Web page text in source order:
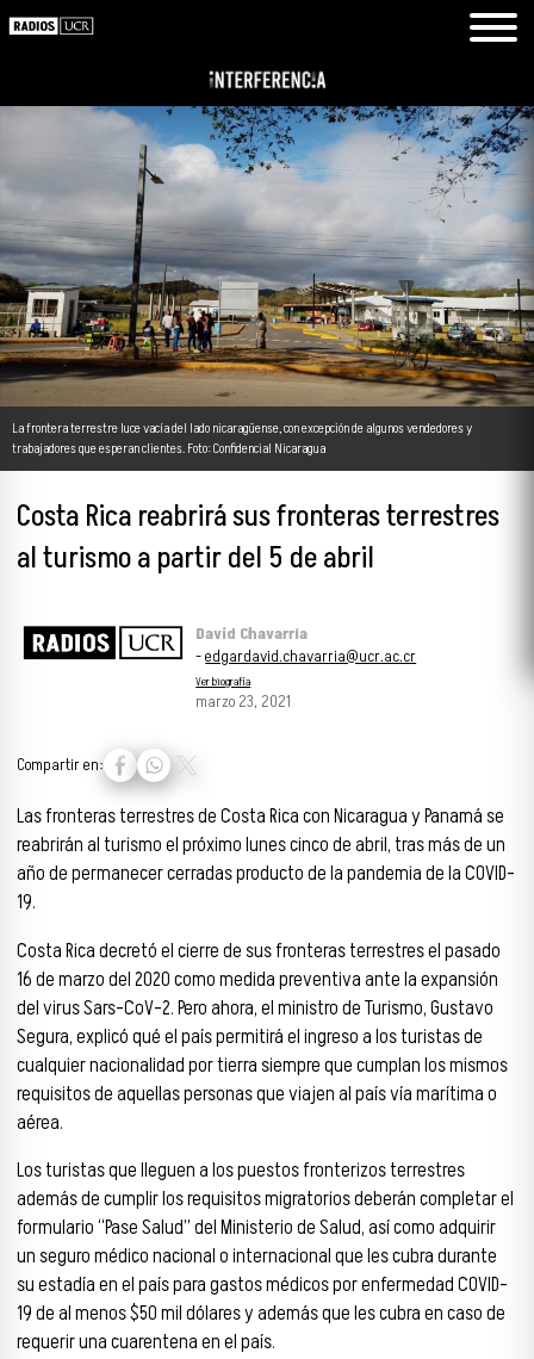
La frontera terrestre luce vacía del lado nicaragüense, con excepción de algunos vendedores y
trabajadores que esperan clientes. Foto: Confidencial Nicaragua
Costa Rica reabrirá sus fronteras terrestres
al turismo a partir del 5 de abril
David Chavarría
-edgardavid.chavarria@ucr.ac.cr
Ver biografía
marzo 23, 2021
Compartir en:
Las fronteras terrestres de Costa Rica con Nicaragua y Panamá se
reabrirán al turismo el próximo lunes cinco de abril, tras más de un
año de permanecer cerradas producto de la pandemia de la COVID-
19.
Costa Rica decretó el cierre de sus fronteras terrestres el pasado
16 de marzo del 2020 como medida preventiva ante la expansión
del virus Sars-CoV-2. Pero ahora, el ministro de Turismo, Gustavo
Segura, explicó qué el país permitirá el ingreso a los turistas de
cualquier nacionalidad por tierra siempre que cumplan los mismos
requisitos de aquellas personas que viajen al país vía marítima o
aérea.
Los turistas que lleguen a los puestos fronterizos terrestres
además de cumplir los requisitos migratorios deberán completar el
formulario “Pase Salud” del Ministerio de Salud, así como adquirir
un seguro médico nacional o internacional que les cubra durante
su estadía en el país para gastos médicos por enfermedad COVID-
19 de al menos $50 mil dólares y además que les cubra en caso de
requerir una cuarentena en el país.